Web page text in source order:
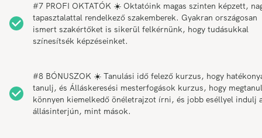
#7 PROFI OKTATÓK ☀️ Oktatóink magas szinten képzett,
tapasztalattal rendelkező szakemberek. Gyakran országosan
ismert szakértőket is sikerül felkérnünk, hogy tudásukkal
színesítsék képzéseinket.
#8 BÓNUSZOK ☀️ Tanulási idő felező kurzus, hogy
tanulj, és Álláskeresési mesterfogások kurzus, hogy
könnyen kiemelkedő önéletrajzot írni, és jobb eséllyel indulj
állásinterjún, mint mások.